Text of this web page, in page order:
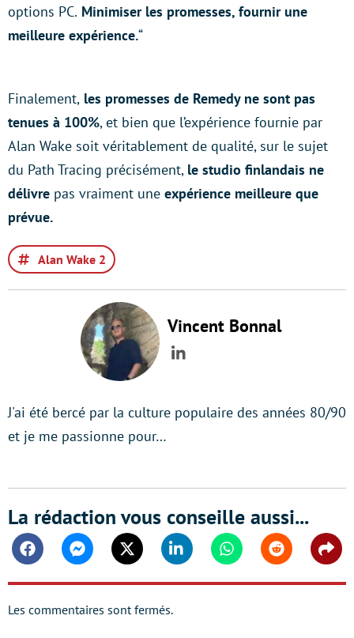
options PC. Minimiser les promesses, fournir une
meilleure expérience.“
Finalement, les promesses de Remedy ne sont pas
tenues à 100%, et bien que l’expérience fournie par
Alan Wake soit véritablement de qualité, sur le sujet
du Path Tracing précisément, le studio finlandais ne
délivre pas vraiment une expérience meilleure que
prévue.
Alan Wake 2
Vincent Bonnal
LinkedIn
J'ai été bercé par la culture populaire des années 80/90
et je me passionne pour…
La rédaction vous conseille aussi...
FacebookMessengerTwitter Linkedin WhatsappReddit
Les commentaires sont fermés.